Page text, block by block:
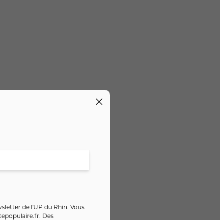
de l'UP du Rhin. Vous
. Des